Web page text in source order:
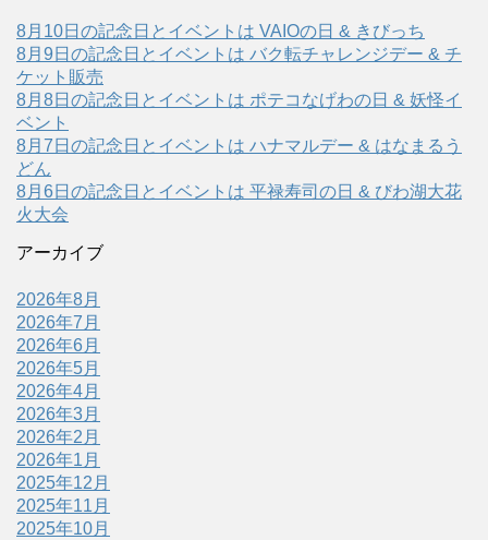
8月10日の記念日とイベントは VAIOの日 & きびっち
8月9日の記念日とイベントは バク転チャレンジデー & チ
ケット販売
8月8日の記念日とイベントは ポテコなげわの日 & 妖怪イ
ベント
8月7日の記念日とイベントは ハナマルデー & はなまるう
どん
8月6日の記念日とイベントは 平禄寿司の日 & びわ湖大花
火大会
アーカイブ
2026年8月
2026年7月
2026年6月
2026年5月
2026年4月
2026年3月
2026年2月
2026年1月
2025年12月
2025年11月
2025年10月